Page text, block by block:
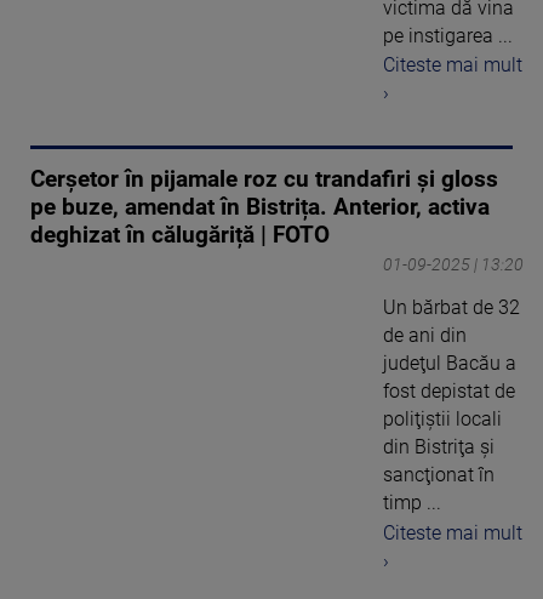
victima dă vina
pe instigarea ...
Citeste mai mult
›
Cerșetor în pijamale roz cu trandafiri și gloss
pe buze, amendat în Bistrița. Anterior, activa
deghizat în călugăriță | FOTO
01-09-2025 | 13:20
Un bărbat de 32
de ani din
judeţul Bacău a
fost depistat de
poliţiştii locali
din Bistriţa şi
sancţionat în
timp ...
Citeste mai mult
›